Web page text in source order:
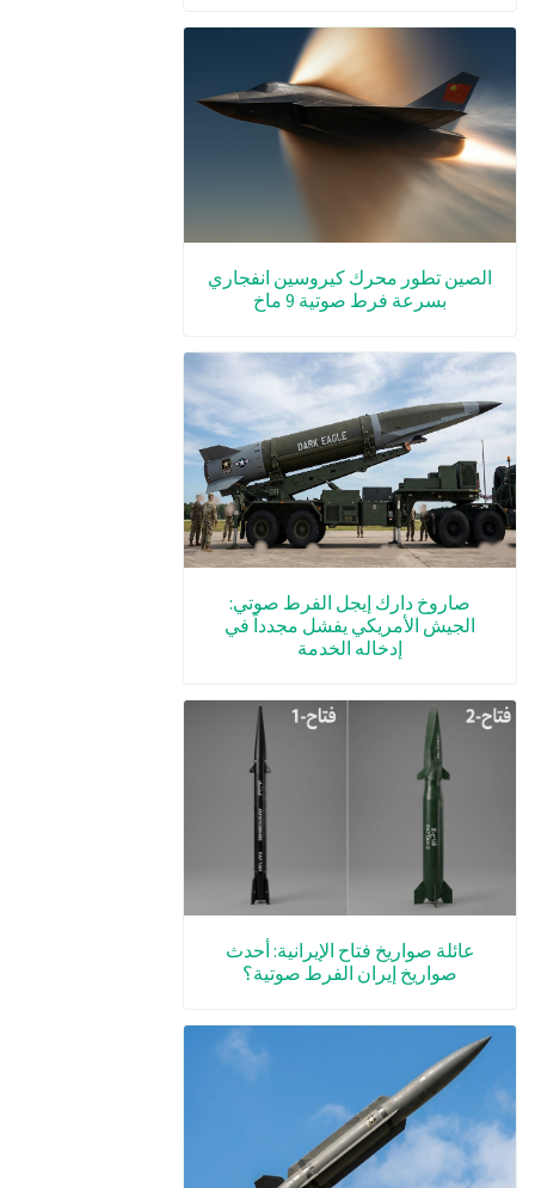
الصين تطور محرك كيروسين انفجاري
بسرعة فرط صوتية 9 ماخ
صاروخ دارك إيجل الفرط صوتي:
الجيش الأمريكي يفشل مجدداً في
إدخاله الخدمة
عائلة صواريخ فتاح الإيرانية: أحدث
صواريخ إيران الفرط صوتية؟